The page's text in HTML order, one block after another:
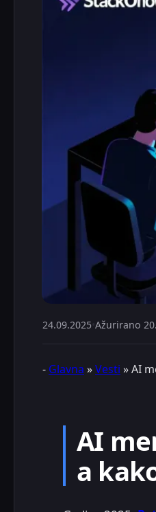
24.09.2025 Ažurirano
- Glavna »Vesti »AI
AI
a